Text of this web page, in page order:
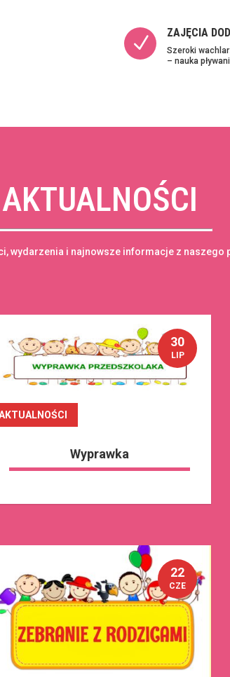
N
ZAJĘCIA
Szeroki
– nauka
AKTUALNOŚCI
wydarzenia i najnowsze informacje z naszego
dalej
Wyprawka
30
LIP
22
CZE